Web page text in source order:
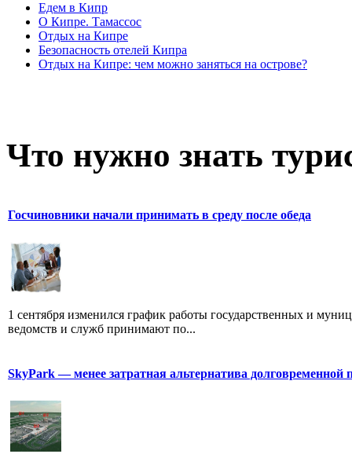
Едем в Кипр
О Кипре. Тамассос
Отдых на Кипре
Безопасность отелей Кипра
Отдых на Кипре: чем можно заняться на острове?
Что нужно знать
Госчиновники начали принимать в среду после обеда
1 сентября изменился график работы государственных и
ведомств и служб принимают по...
SkyPark — менее затратная альтернатива долговременной